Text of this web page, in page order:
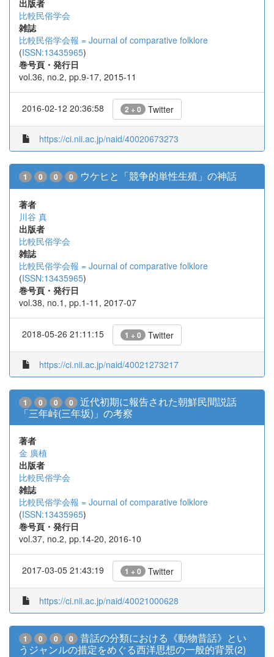
出版者
比較民俗学会
雑誌
比較民俗学会報 = Journal of comparative folklore
(ISSN:13435965)
巻号頁・発行日
vol.36, no.2, pp.9-17, 2015-11
2016-02-12 20:36:58 2 + 0 Twitter
https://ci.nii.ac.jp/naid/40020673273
1 0 0 0 ウケヒと「競争的単性生殖」の神話
著者
川谷 真
出版者
比較民俗学会
雑誌
比較民俗学会報 = Journal of comparative folklore
(ISSN:13435965)
巻号頁・発行日
vol.38, no.1, pp.1-11, 2017-07
2018-05-26 21:11:15 1 + 0 Twitter
https://ci.nii.ac.jp/naid/40021273217
1 0 0 0
近代初期に報告された朝鮮民間説話
「三年峠(三年坂)」の考察
著者
金 廣植
出版者
比較民俗学会
雑誌
比較民俗学会報 = Journal of comparative folklore
(ISSN:13435965)
巻号頁・発行日
vol.37, no.2, pp.14-20, 2016-10
2017-03-05 21:43:19 1 + 0 Twitter
https://ci.nii.ac.jp/naid/40021000628
1 0 0 0
昔話の分類における《動物昔話》とい
うジャンルの措定をめぐる西洋思想の一般的背景(2)